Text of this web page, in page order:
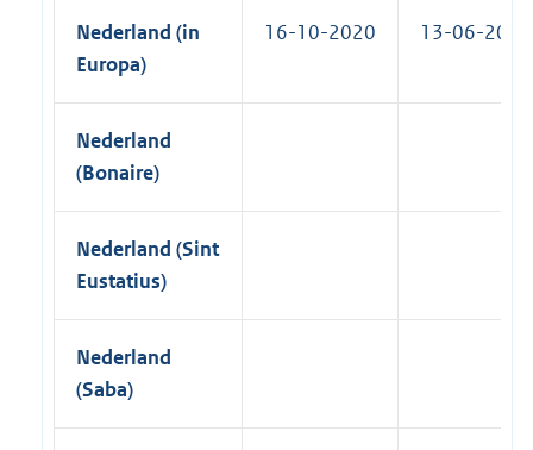
Nederland (in
Europa)
16-10-2020 13-06-2025
Nederland
(Bonaire)
Nederland (Sint
Eustatius)
Nederland
(Saba)